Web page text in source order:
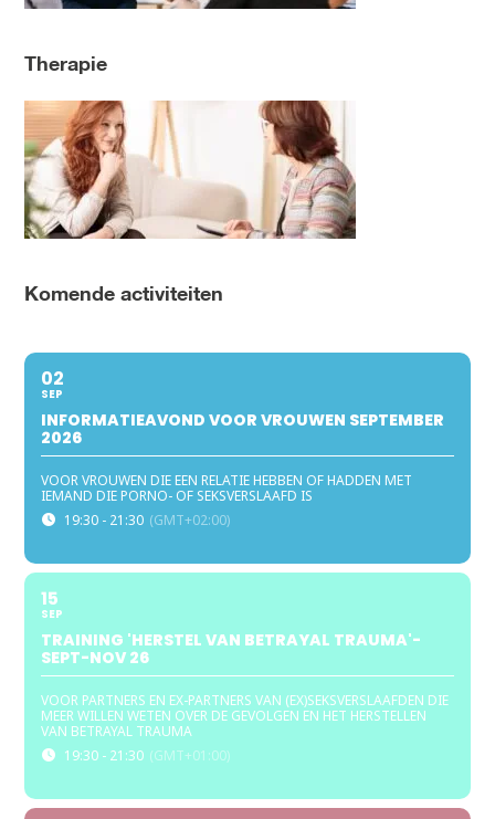
Therapie
Komende activiteiten
02
SEP
INFORMATIEAVOND VOOR VROUWEN SEPTEMBER
2026
VOOR VROUWEN DIE EEN RELATIE HEBBEN OF HADDEN MET
IEMAND DIE PORNO- OF SEKSVERSLAAFD IS
19:30 - 21:30 (GMT+02:00)
15
SEP
TRAINING 'HERSTEL VAN BETRAYAL TRAUMA'-
SEPT-NOV 26
VOOR PARTNERS EN EX-PARTNERS VAN (EX)SEKSVERSLAAFDEN DIE
MEER WILLEN WETEN OVER DE GEVOLGEN EN HET HERSTELLEN
VAN BETRAYAL TRAUMA
19:30 - 21:30 (GMT+01:00)